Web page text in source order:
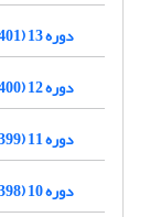
دوره 13 (1401)
دوره 12 (1400)
دوره 11 (1399)
دوره 10 (1398)